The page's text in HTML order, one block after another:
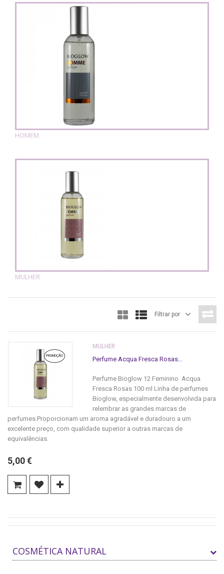
HOMEM
MULHER
Filtrar por
PROMOÇÃO
MULHER
Perfume Acqua Fresca Rosas...
Perfume Bioglow 12 Feminino Acqua
Fresca Rosas 100 ml Linha de perfumes
Bioglow, especialmente desenvolvida para
relembrar as grandes marcas de
perfumes.Proporcionam um aroma agradável e duradouro a um
excelente preço, com qualidade superior a outras marcas de
equivalências.
5,00 €
COSMÉTICA NATURAL